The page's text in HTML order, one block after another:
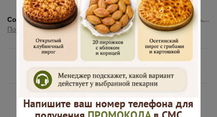
Состав:Мука пшеничная высшего сорта, вода, дрожжи, соль, сахар, масло растительное, мясной фарш, капуста белокочанная, сыр осетинский, лук репчатый
Показать полностью
Нам доверяют
Русские Пироги это
Напишите ваш номер телефона для